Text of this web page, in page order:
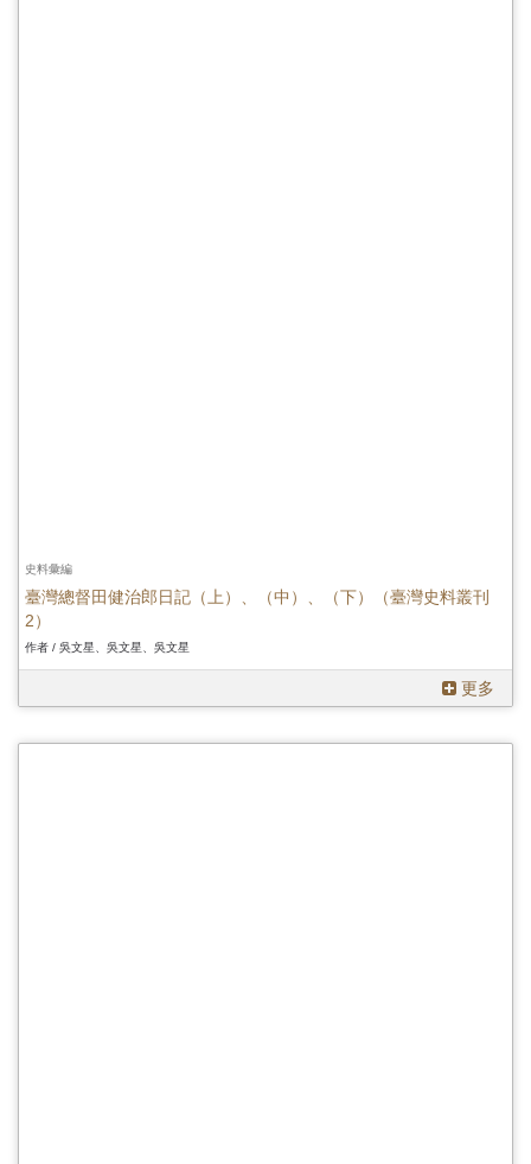
史料彙編
臺灣總督田健治郎日記（上）、（中）、（下）（臺灣史料叢刊
2）
作者 / 吳文星、吳文星、吳文星
更多